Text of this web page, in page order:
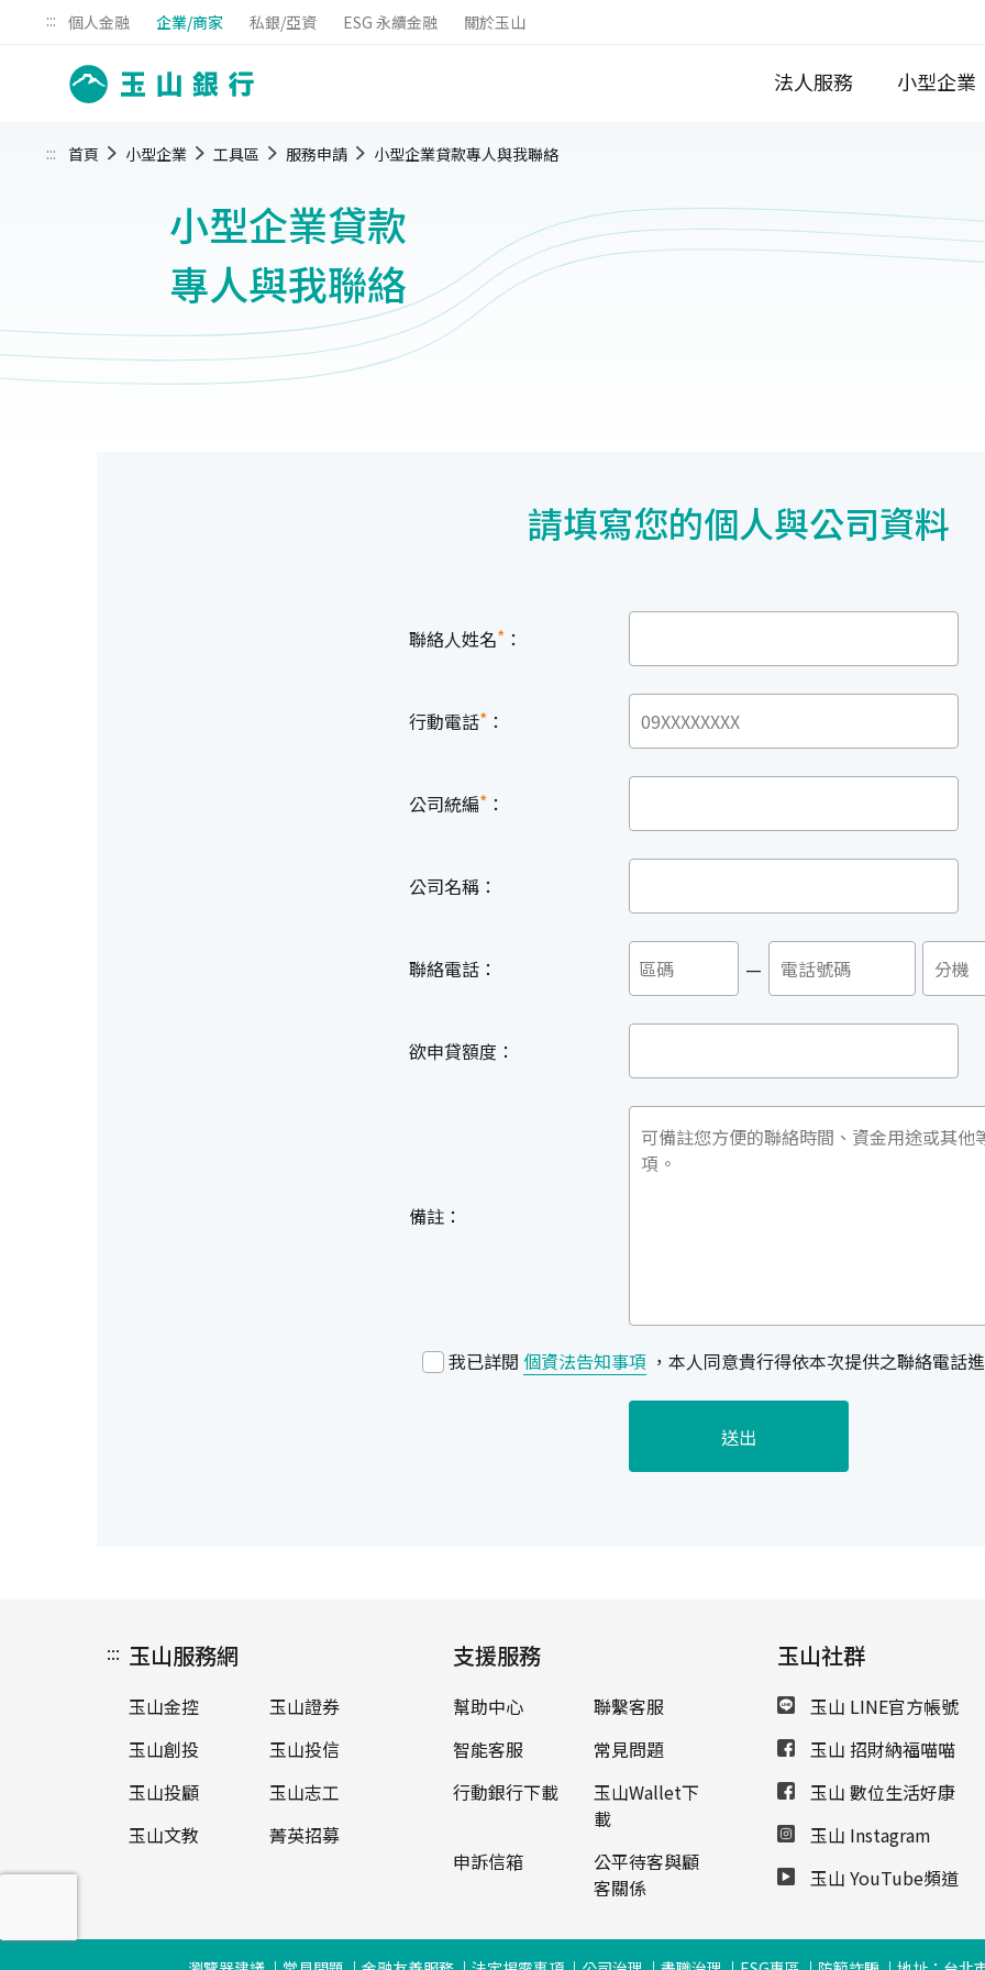
::: 個人金融 企業/商家 私銀/亞資 ESG 永續金融 關於玉山
法人服務 小型企業
:::
小型企業貸款
專人與我聯絡
首頁 小型企業 工具區 服務申請 小型企業貸款專人與我聯絡
請填寫您的個人與公司資料
聯絡人姓名* ：
行動電話* ：
公司統編* ：
公司名稱：
聯絡電話： —
欲申貸額度：
備註：
我已詳閱 個資法告知事項 ，本人同意貴行得依本次提供之聯絡電話
送出
::: 玉山服務網
玉山金控
玉山證券
玉山創投
玉山投信
玉山投顧
玉山志工
玉山文教
菁英招募
支援服務
幫助中心
聯繫客服
智能客服
常見問題
行動銀行下載
玉山Wallet下
載
申訴信箱
公平待客與顧
客關係
玉山社群
玉山 LINE官方帳號
玉山 招財納福喵喵
玉山 數位生活好康
玉山 Instagram
玉山 YouTube頻道